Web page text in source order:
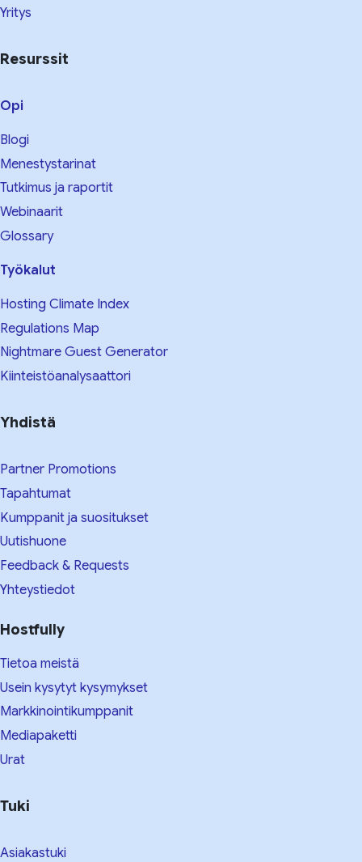
Yritys
Resurssit
Opi
Blogi
Menestystarinat
Tutkimus ja raportit
Webinaarit
Glossary
Työkalut
Hosting Climate Index
Regulations Map
Nightmare Guest Generator
Kiinteistöanalysaattori
Yhdistä
Partner Promotions
Tapahtumat
Kumppanit ja suositukset
Uutishuone
Feedback & Requests
Yhteystiedot
Hostfully
Tietoa meistä
Usein kysytyt kysymykset
Markkinointikumppanit
Mediapaketti
Urat
Tuki
Asiakastuki